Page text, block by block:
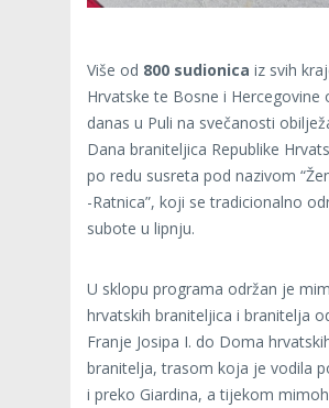
Više od 800 sudionica iz svih
Hrvatske te Bosne i Hercegovine
danas u Puli na svečanosti
Dana braniteljica Republike
po redu susreta pod nazivom
-Ratnica”, koji se tradicionalno
subote u lipnju.
U sklopu programa održan je
hrvatskih braniteljica i branitelja
Franje Josipa I. do Doma
branitelja, trasom koja je vodila
i preko Giardina, a tijekom